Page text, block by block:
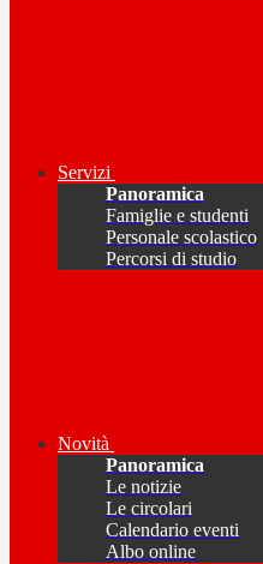
Servizi
Panoramica
Famiglie e studenti
Personale scolastico
Percorsi di studio
Novità
Panoramica
Le notizie
Le circolari
Calendario eventi
Albo online